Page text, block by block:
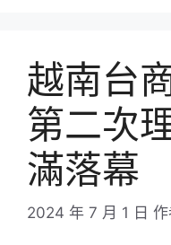
越南台
第二次
滿落幕
2024 年 7 月 1 日